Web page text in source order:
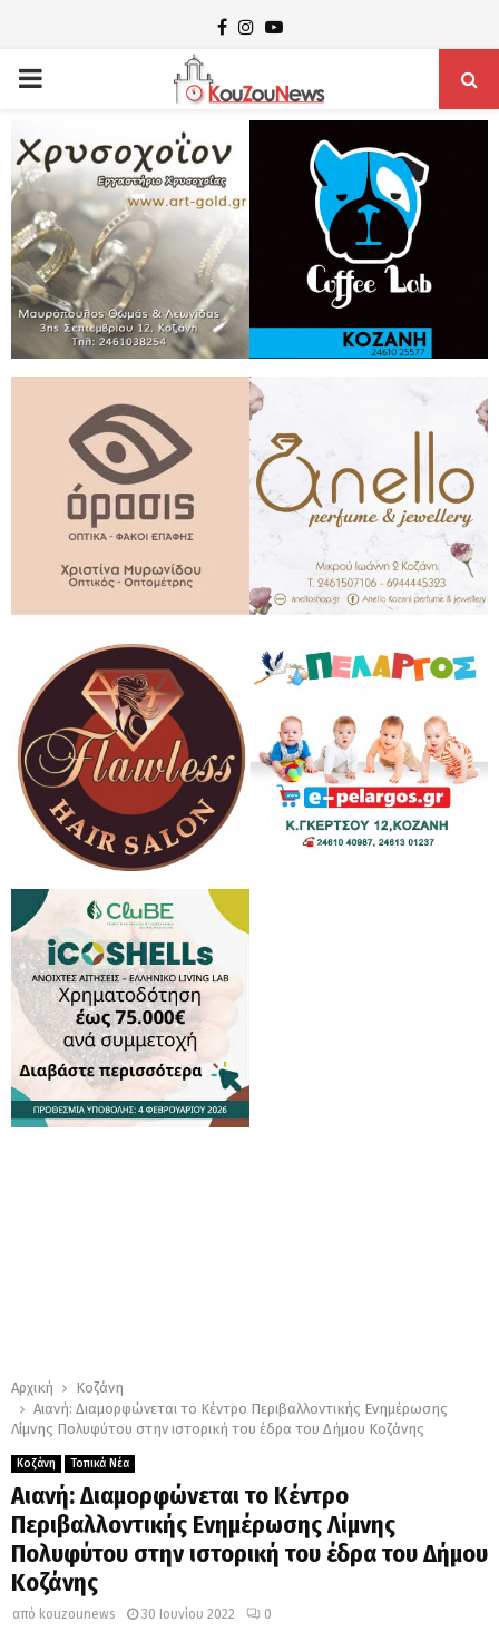
Facebook
Instagram
Youtube
PRIMARY
MENU
Αρχική
Κοζάνη
Αιανή: Διαμορφώνεται το Κέντρο Περιβαλλοντικής Ενημέρωσης
Λίμνης Πολυφύτου στην ιστορική του έδρα του Δήμου Κοζάνης
Κοζάνη Τοπικά Νέα
Αιανή: Διαμορφώνεται το Κέντρο
Περιβαλλοντικής Ενημέρωσης Λίμνης
Πολυφύτου στην ιστορική του έδρα του Δήμου
Κοζάνης
από kouzounews 30 Ιουνίου 2022 0